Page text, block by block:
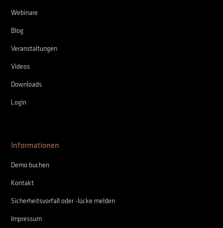
Webinare
Blog
Veranstaltungen
Videos
Downloads
Login
Informationen
Demo buchen
Kontakt
Sicherheitsvorfall oder -lücke melden
Impressum